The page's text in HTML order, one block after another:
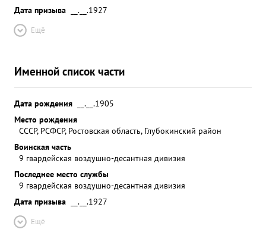
Дата призыва
__.__.1927
Ещё
Именной список части
Дата рождения
__.__.1905
Место рождения
СССР, РСФСР, Ростовская область, Глубокинский район
Воинская часть
9 гвардейская воздушно-десантная дивизия
Последнее место службы
9 гвардейская воздушно-десантная дивизия
Дата призыва
__.__.1927
Ещё